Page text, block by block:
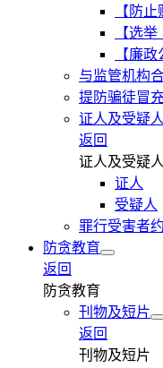
【防
【选
【廉政
与监管机构
提防骗徒冒
证人及受疑
返回
证人及受疑
证人
受疑人
罪行受害者
防贪教育
返回
防贪教育
刊物及短片
返回
刊物及短片